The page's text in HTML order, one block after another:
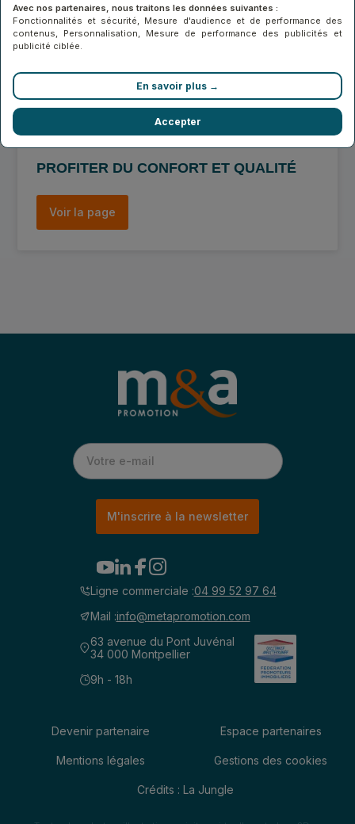
ETRE SEREIN AVEC LES GARANTIES ET
LE SAV
Voir la page
PROFITER DU CONFORT ET QUALITÉ
Voir la page
Ligne commerciale :04 99 52 97 64
Mail :info@metapromotion.com
63 avenue du Pont Juvénal
34 000 Montpellier
9h - 18h
M'inscrire à la newsletter
Devenir partenaire Espace partenaires
Mentions légales Gestions des cookies
Crédits : La Jungle
Avec nos partenaires, nous traitons les données suivantes :
Fonctionnalités et sécurité, Mesure d'audience et de performance des
contenus, Personnalisation, Mesure de performance des publicités et
publicité ciblée.
En savoir plus →
Accepter